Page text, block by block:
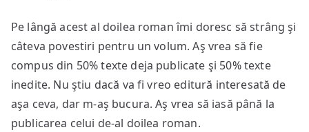
Pe lângă acest al doilea roman îmi doresc să strâng şi
câteva povestiri pentru un volum. Aş vrea să fie
compus din 50% texte deja publicate şi 50% texte
inedite. Nu ştiu dacă va fi vreo editură interesată de
aşa ceva, dar m-aş bucura. Aş vrea să iasă până la
publicarea celui de-al doilea roman.